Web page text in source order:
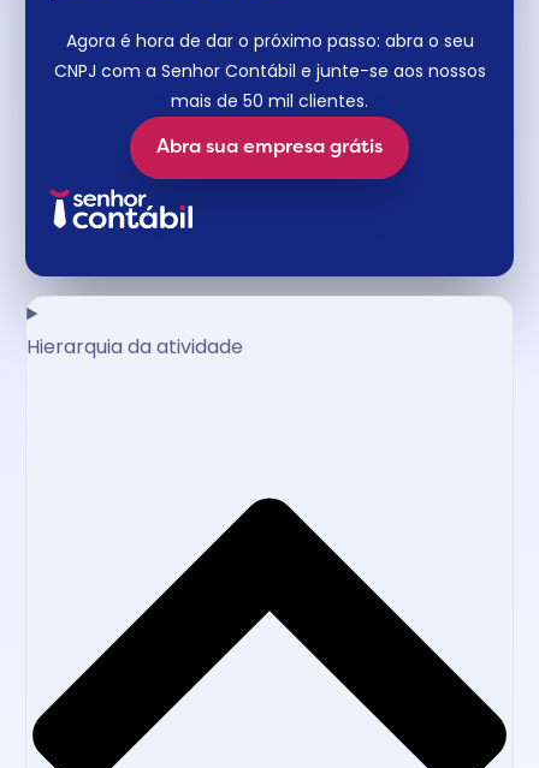
Agora é hora de dar o próximo passo: abra o seu
CNPJ com a Senhor Contábil e junte-se aos nossos
mais de 50 mil clientes.
Abra sua empresa grátis
Hierarquia da atividade